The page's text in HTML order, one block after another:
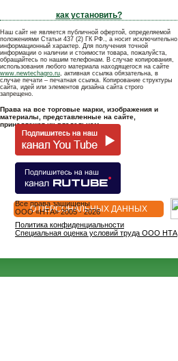
как установить?
Наш сайт не является публичной офертой, определяемой
положениями Статьи 437 (2) ГК РФ., а носит исключительно
информационный характер. Для получения точной
информации о наличии и стоимости товара, пожалуйста,
обращайтесь по нашим телефонам. В случае копирования,
использования любого материала находящегося на сайте
www.newtechagro.ru, активная ссылка обязательна, в
случае печати – печатная ссылка. Копирование структуры
сайта, идей или элементов дизайна сайта строго
запрещено.
Права на все торговые марки, изображения и
материалы, представленные на сайте,
принадлежат их владельцам.
О ПЕРСОНАЛЬНЫХ ДАННЫХ
Все права защищены
OOO «НТА» 2005 - 2026
Политика конфиденциальности
Специальная оценка условий труда ООО НТА